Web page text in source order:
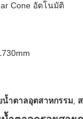
Cone อัตโนมัติ
น้ำตาลอุตสาหกรรม